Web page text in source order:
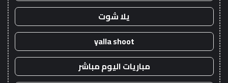
يلا شوت
yalla shoot
مباريات اليوم مباشر